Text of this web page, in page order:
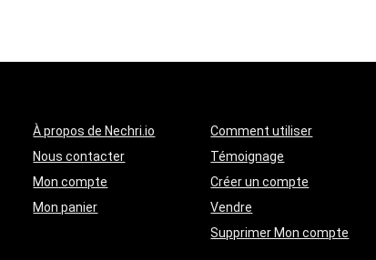
À propos de Nechri.io
Nous contacter
Mon compte
Mon panier
Comment utiliser
Témoignage
Créer un compte
Vendre
Supprimer Mon compte